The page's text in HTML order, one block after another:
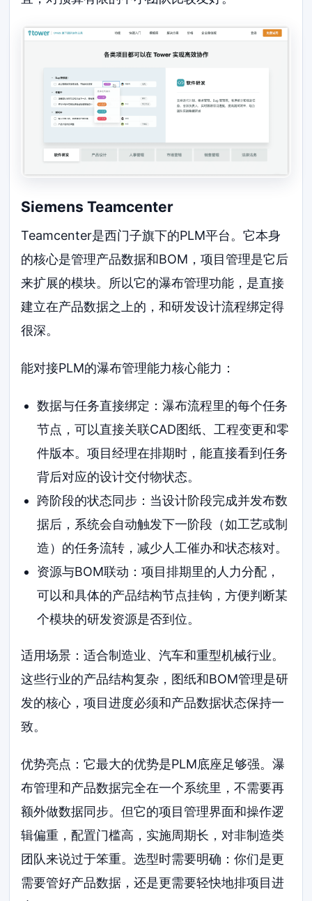
Siemens Teamcenter
Teamcenter是西门子旗下的PLM平台。它本身
的核心是管理产品数据和BOM，项目管理是它后
来扩展的模块。所以它的瀑布管理功能，是直接
建立在产品数据之上的，和研发设计流程绑定得
很深。
能对接PLM的瀑布管理能力核心能力：
数据与任务直接绑定：瀑布流程里的每个任务
节点，可以直接关联CAD图纸、工程变更和零
件版本。项目经理在排期时，能直接看到任务
背后对应的设计交付物状态。
跨阶段的状态同步：当设计阶段完成并发布数
据后，系统会自动触发下一阶段（如工艺或制
造）的任务流转，减少人工催办和状态核对。
资源与BOM联动：项目排期里的人力分配，
可以和具体的产品结构节点挂钩，方便判断某
个模块的研发资源是否到位。
适用场景：适合制造业、汽车和重型机械行业。
这些行业的产品结构复杂，图纸和BOM管理是研
发的核心，项目进度必须和产品数据状态保持一
致。
优势亮点：它最大的优势是PLM底座足够强。瀑
布管理和产品数据完全在一个系统里，不需要再
额外做数据同步。但它的项目管理界面和操作逻
辑偏重，配置门槛高，实施周期长，对非制造类
团队来说过于笨重。选型时需要明确：你们是更
需要管好产品数据，还是更需要轻快地排项目进